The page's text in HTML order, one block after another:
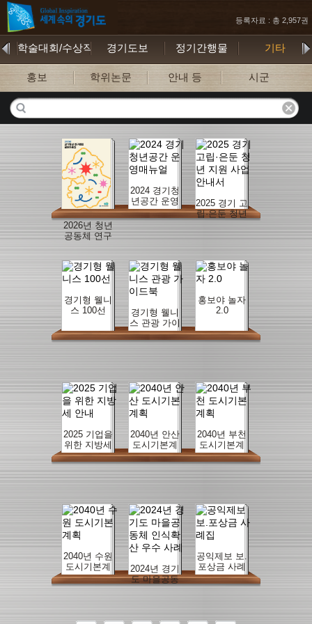
등록자료 : 총 2,957권
학술대회/수상작 경기도보 정기간행물 기타
홍보 학위논문 안내 등 시군
2026년 청년
공동체 연구
집
2024 경기청
년공간 운영
매뉴얼
2025 경기 고
립·은둔 청년
지원 사업 안
내서
경기형 웰니
스 100선
경기형 웰니
스 관광 가이
드북
홍보야 놀자
2.0
2025 기업을
위한 지방세
안내
2040년 안산
도시기본계
획
2040년 부천
도시기본계
획
2040년 수원
도시기본계
획
2024년 경기
도 마을공동
체 인식확산
공익제보 보.
포상금 사례
집